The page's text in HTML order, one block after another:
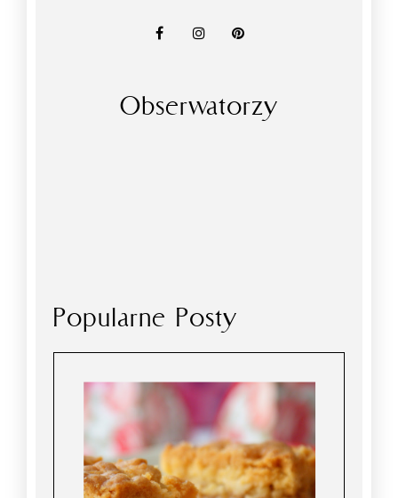
Obserwatorzy
Popularne Posty